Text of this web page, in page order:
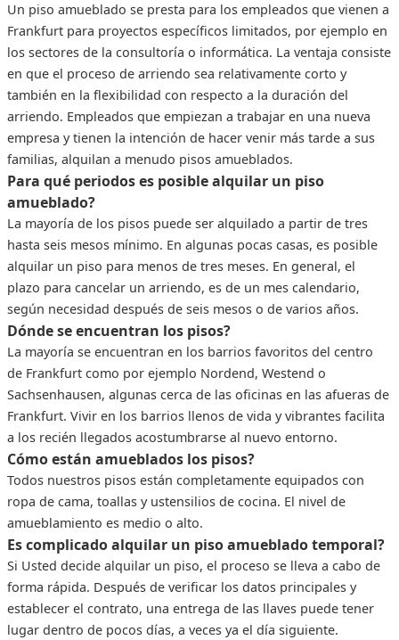
Un piso amueblado se presta para los empleados que vienen a
Frankfurt para proyectos específicos limitados, por ejemplo en
los sectores de la consultoría o informática. La ventaja consiste
en que el proceso de arriendo sea relativamente corto y
también en la flexibilidad con respecto a la duración del
arriendo. Empleados que empiezan a trabajar en una nueva
empresa y tienen la intención de hacer venir más tarde a sus
familias, alquilan a menudo pisos amueblados.
Para qué periodos es posible alquilar un piso
amueblado?
La mayoría de los pisos puede ser alquilado a partir de tres
hasta seis mesos mínimo. En algunas pocas casas, es posible
alquilar un piso para menos de tres meses. En general, el
plazo para cancelar un arriendo, es de un mes calendario,
según necesidad después de seis mesos o de varios años.
Dónde se encuentran los pisos?
La mayoría se encuentran en los barrios favoritos del centro
de Frankfurt como por ejemplo Nordend, Westend o
Sachsenhausen, algunas cerca de las oficinas en las afueras de
Frankfurt. Vivir en los barrios llenos de vida y vibrantes facilita
a los recién llegados acostumbrarse al nuevo entorno.
Cómo están amueblados los pisos?
Todos nuestros pisos están completamente equipados con
ropa de cama, toallas y ustensilios de cocina. El nivel de
amueblamiento es medio o alto.
Es complicado alquilar un piso amueblado temporal?
Si Usted decide alquilar un piso, el proceso se lleva a cabo de
forma rápida. Después de verificar los datos principales y
establecer el contrato, una entrega de las llaves puede tener
lugar dentro de pocos días, a veces ya el día siguiente.